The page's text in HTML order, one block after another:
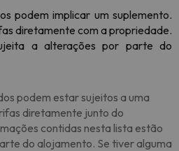
podem implicar um suplemento.
diretamente com a propriedade.
a alterações por parte do
podem estar sujeitos a uma
diretamente junto do
contidas nesta lista estão
do alojamento. Se tiver alguma